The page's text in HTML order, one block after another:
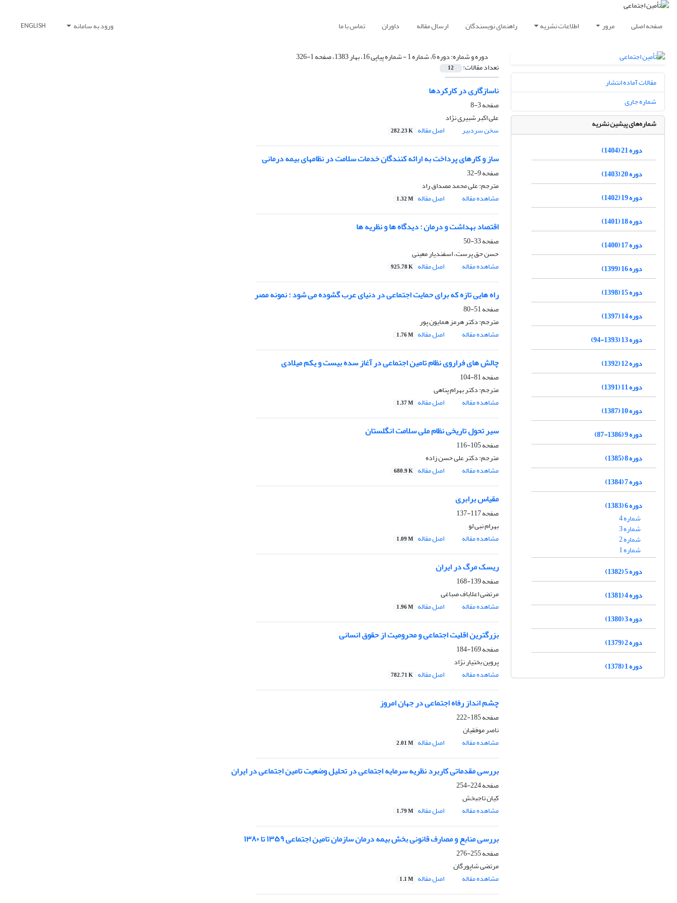
صفحه اصلی مرور اطلاعات نشریه راهنمای نویسندگان ارسال مقاله داوران تماس با ما ورود به سامانه ENGLISH
دوره و شماره:دوره 6، شماره 1 - شماره پیاپی 16، بهار 1383، صفحه 1-326
تعداد مقالات: 12
ناسازگاری در کارکردها
صفحه3-8
علی اکبر شبیری نژاد
سخن سردبیر
اصل مقاله 282.23 K
ساز و کارهای پرداخت به ارائه کنندگان خدمات سلامت در نظامهای بیمه درمانی
صفحه9-32
مترجم: علی محمد مصداق راد
مشاهده مقاله
اصل مقاله 1.32 M
اقتصاد بهداشت و درمان : دیدگاه ها و نظریه ها
صفحه33-50
حسن حق پرست، اسفندیار معینی
مشاهده مقاله
اصل مقاله 925.78 K
راه هایی تازه که برای حمایت اجتماعی در دنیای عرب گشوده می شود : نمونه مصر
صفحه51-80
مترجم: دکتر هرمز همایون پور
مشاهده مقاله
اصل مقاله 1.76 M
چالش های فراروی نظام تامین اجتماعی در آغاز سده بیست و یکم میلادی
صفحه81-104
مترجم: دکتر بهرام پناهی
مشاهده مقاله
اصل مقاله 1.37 M
سیر تحول تاریخی نظام ملی سلامت انگلستان
صفحه105-116
مترجم: دکتر علی حسن زاده
مشاهده مقاله
اصل مقاله 680.9 K
مقیاس برابری
صفحه117-137
بهرام نبی لو
مشاهده مقاله
اصل مقاله 1.09 M
ریسک مرگ در ایران
صفحه139-168
مرتضی اعلاباف صباغی
مشاهده مقاله
اصل مقاله 1.96 M
بزرگترین اقلیت اجتماعی و محرومیت از حقوق انسانی
صفحه169-184
پروین بختیار نژاد
مشاهده مقاله
اصل مقاله 782.71 K
چشم انداز رفاه اجتماعی در جهان امروز
صفحه185-222
ناصر موفقیان
مشاهده مقاله
اصل مقاله 2.01 M
بررسی مقدماتی کاربرد نظریه سرمایه اجتماعی در تحلیل وضعیت تامین اجتماعی در ایران
صفحه224-254
کیان تاجبخش
مشاهده مقاله
اصل مقاله 1.79 M
بررسی منابع و مصارف قانونی بخش بیمه درمان سازمان تامین اجتماعی ۱۳۵۹ تا ۱۳۸۰
صفحه255-276
مرتضی شاپورگان
مشاهده مقاله
اصل مقاله 1.1 M
مقالات آماده انتشار
شماره جاری
شماره‌های پیشین نشریه
دوره 21 (1404)
دوره 20 (1403)
دوره 19 (1402)
دوره 18 (1401)
دوره 17 (1400)
دوره 16 (1399)
دوره 15 (1398)
دوره 14 (1397)
دوره 13 (1393-94)
دوره 12 (1392)
دوره 11 (1391)
دوره 10 (1387)
دوره 9 (1386-87)
دوره 8 (1385)
دوره 7 (1384)
دوره 6 (1383)
شماره 4
شماره 3
شماره 2
شماره 1
دوره 5 (1382)
دوره 4 (1381)
دوره 3 (1380)
دوره 2 (1379)
دوره 1 (1378)